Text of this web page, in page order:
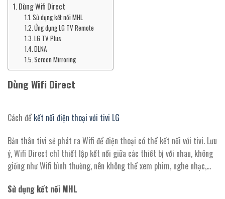
Dùng Wifi Direct
Sử dụng kết nối MHL
Ứng dụng LG TV Remote
LG TV Plus
DLNA
Screen Mirroring
Dùng Wifi Direct
Cách đểkết nối điện thoại với tivi LG
Bản thân tivi sẽ phát ra Wifi để điện thoại có thể kết nối với tivi. Lưu
ý, Wifi Direct chỉ thiết lập kết nối giữa các thiết bị với nhau, không
giống như Wifi bình thường, nên không thể xem phim, nghe nhạc,…
Sử dụng kết nối MHL